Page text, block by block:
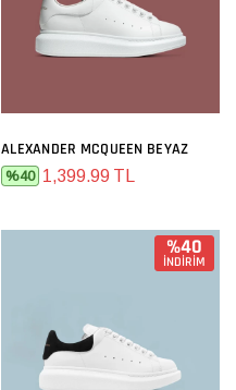
ALEXANDER MCQUEEN BEYAZ
%40 1,399.99 TL
%40
İNDİRİM